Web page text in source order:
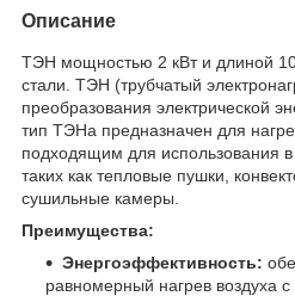
Описание
ТЭН мощностью 2 кВт и длиной
стали. ТЭН (трубчатый
преобразования электрической
тип ТЭНа предназначен для
подходящим для использования в
таких как тепловые пушки,
сушильные камеры.
Преимущества:
Энергоэффективность:
равномерный нагрев воздуха